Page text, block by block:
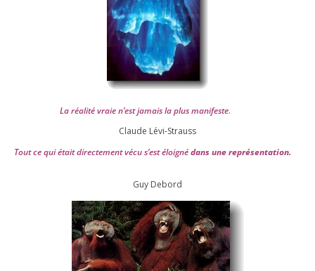
La réa­lité vraie n’est jamais la plus mani­feste.
Claude Lévi-Strauss
Tout ce qui était direc­te­ment vécu s’est éloi­gnédans une repré­sen­ta­tion.
Guy Debord